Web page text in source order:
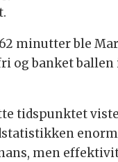
minutter ble
og banket
tidspunktet viste
men